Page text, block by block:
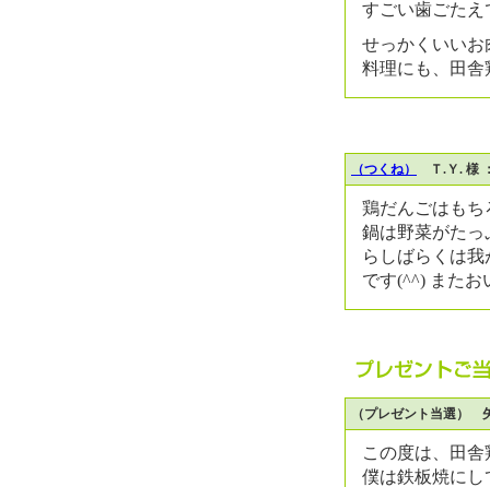
すごい歯ごた
せっかくいい
料理にも、田
（つくね） Ｔ.Ｙ. 様
鶏だんごはも
鍋は野菜がた
らしばらくは
です(^^) またお
（プレゼント当選）
この度は、田
僕は鉄板焼に